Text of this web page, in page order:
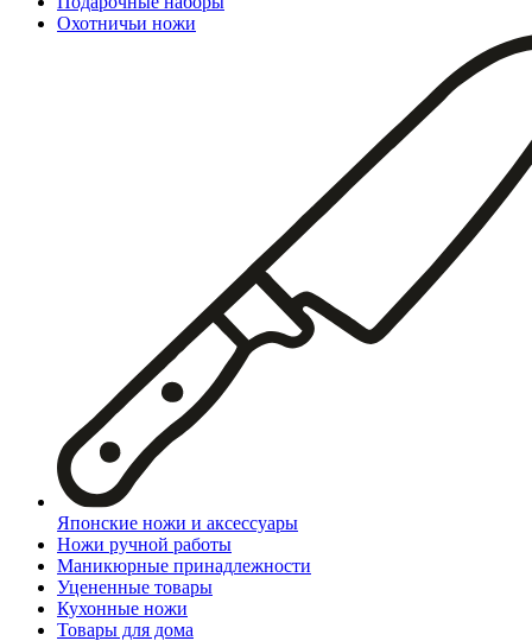
Охотничьи ножи
Японские ножи и аксессуары
Ножи ручной работы
Маникюрные принадлежности
Уцененные товары
Кухонные ножи
Товары для дома